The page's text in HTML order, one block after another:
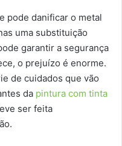
pode danificar o metal
uma substituição
garantir a segurança
o prejuízo é enorme.
de cuidados que vão
da pintura com tinta
ser feita